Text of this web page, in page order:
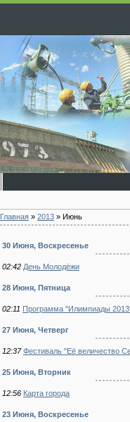
Главная » 2013 » Июнь
30 Июня, Воскресенье
02:42 День Молодёжи
28 Июня, Пятница
02:11 Программа "Илимпиады
27 Июня, Четверг
12:37 Фестиваль "Её величество
25 Июня, Вторник
12:56 Карта города
23 Июня, Воскресенье